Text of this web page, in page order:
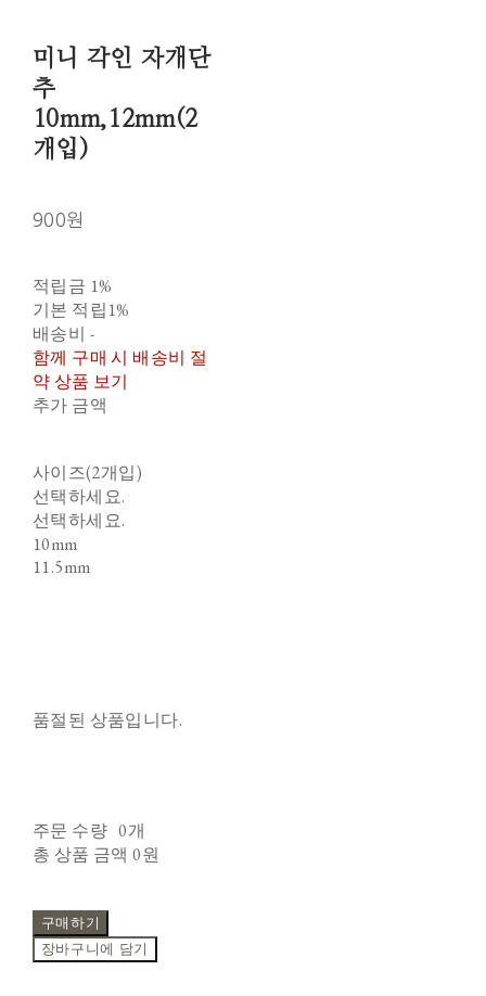
미니 각인 자개단
추
10mm,12mm(2
개입)
900원
적립금 1%
기본 적립1%
배송비 -
함께 구매 시 배송비 절
약 상품 보기
추가 금액
사이즈(2개입)
선택하세요.
선택하세요.
10mm
11.5mm
품절된 상품입니다.
주문 수량 0개
총 상품 금액 0원
구매하기
장바구니에 담기